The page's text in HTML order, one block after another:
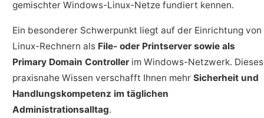
gemischter Windows-Linux-Netze fundiert kennen.
Ein besonderer Schwerpunkt liegt auf der Einrichtung von
Linux-Rechnern als File- oder Printserver sowie als
Primary Domain Controller im Windows-Netzwerk. Dieses
praxisnahe Wissen verschafft Ihnen mehr Sicherheit und
Handlungskompetenz im täglichen
Administrationsalltag.